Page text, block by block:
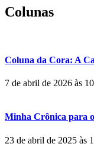
Colunas
Coluna da Cora: A
7 de abril de 2026 às
Minha Crônica para
23 de abril de 2025 às